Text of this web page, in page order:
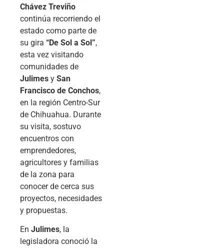
Chávez Treviño
continúa recorriendo el
estado como parte de
su gira “De Sol a Sol”,
esta vez visitando
comunidades de
Julimes y San
Francisco de Conchos,
en la región Centro-Sur
de Chihuahua. Durante
su visita, sostuvo
encuentros con
emprendedores,
agricultores y familias
de la zona para
conocer de cerca sus
proyectos, necesidades
y propuestas.
En Julimes, la
legisladora conoció la